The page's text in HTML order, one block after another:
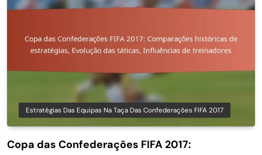
Estratégias Das Equipas Na Taça Das Confederações FIFA 2017
Copa das Confederações FIFA 2017: